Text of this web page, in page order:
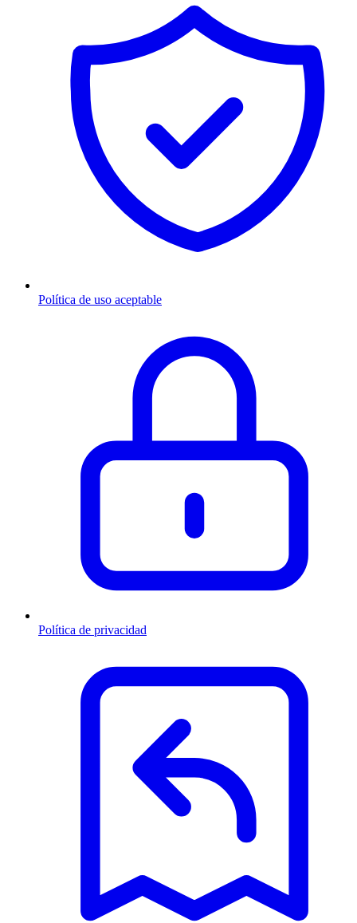
Política de uso aceptable
Política de privacidad